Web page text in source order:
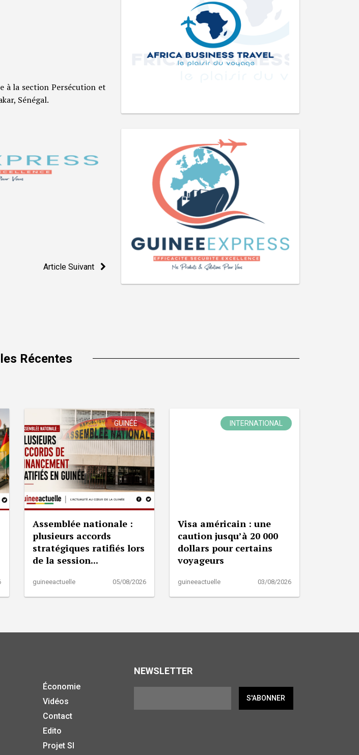
à la section Persécution et
Sénégal.
Article Suivant
Récentes
GUINÉE
Assemblée nationale :
plusieurs accords
stratégiques ratifiés lors
de la session...
guineeactuelle 05/08/2026
INTERNATIONAL
Visa américain : une
caution jusqu’à 20 000
dollars pour certains
voyageurs
guineeactuelle 03/08/2026
Économie
Vidéos
Contact
Edito
Projet SI
NEWSLETTER
S'ABONNER